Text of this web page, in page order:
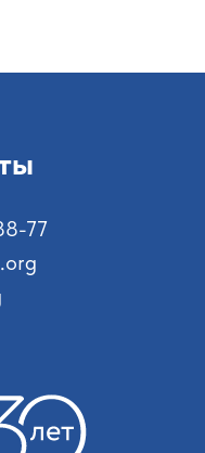
77